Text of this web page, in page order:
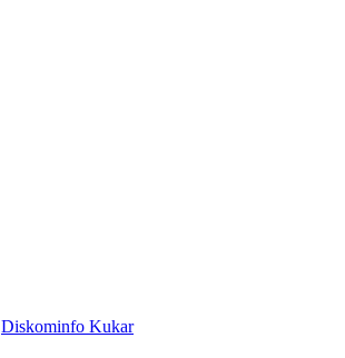
Diskominfo Kukar